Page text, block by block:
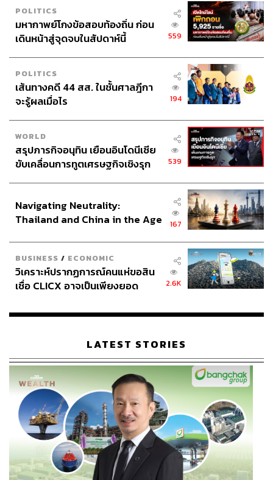
POLITICS
มหากาพย์โกงข้อสอบท้องถิ่น ก่อน
เดินหน้าสู่จุดจบในสัปดาห์นี้
559
POLITICS
เส้นทางคดี 44 สส. ในชั้นศาลฎีกา
จะรู้ผลเมื่อไร
194
WORLD
สรุปภารกิจอนุทิน เยือนอินโดนีเซีย
ขับเคลื่อนการทูตเศรษฐกิจเชิงรุก
539
Navigating Neutrality:
Thailand and China in the Age
167
BUSINESS / ECONOMIC
วิเคราะห์ปรากฏการณ์คนแห่ขอสิน
เชื่อ CLICX อาจเป็นเพียงยอด
เรือนไทยที่ถูกซุกไว้
2.6K
LATEST STORIES